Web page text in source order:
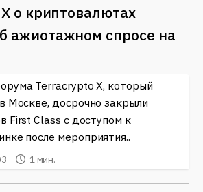
о криптовалютах
ажиотажном спросе на
Terracrypto X, который
Москве, досрочно закрыли
First Class с доступом к
после мероприятия..
1 мин.